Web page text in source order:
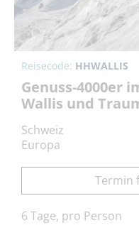
Reisecode: HHWALLIS
Genuss-4000er
Wallis und
Schweiz
Europa
Termin
6 Tage, pro Person